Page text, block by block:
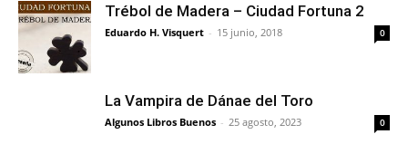
Trébol de Madera – Ciudad Fortuna 2
Eduardo H. Visquert - 15 junio, 2018 0
La Vampira de Dánae del Toro
Algunos Libros Buenos - 25 agosto, 2023 0